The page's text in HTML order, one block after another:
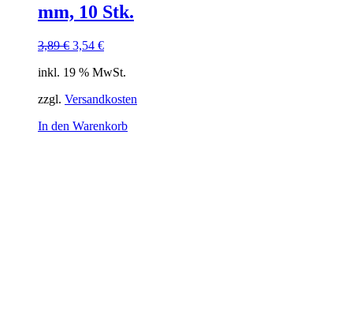
mm, 10 Stk.
3,89€ Ursprünglicher
war:
3,54 €Aktueller
ist:
inkl. 19 % MwSt.
zzgl. Versandkosten
In den Warenkorb